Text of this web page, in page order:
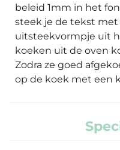
beleid 1mm in het
steek je de tekst
uitsteekvormpje uit
koeken uit de oven
Zodra ze goed
op de koek met een